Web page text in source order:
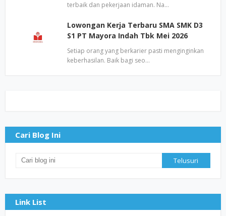
terbaik dan pekerjaan idaman. Na…
Lowongan Kerja Terbaru SMA SMK D3
S1 PT Mayora Indah Tbk Mei 2026
Setiap orang yang berkarier pasti menginginkan
keberhasilan. Baik bagi seo…
Cari Blog Ini
Link List